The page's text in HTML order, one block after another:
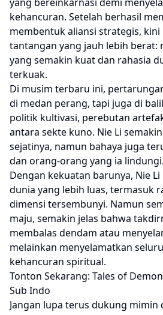
kehancuran. Setelah berhasil
membentuk aliansi strategis, kini
tantangan yang jauh lebih berat:
yang semakin kuat dan rahasia
terkuak.
Di musim terbaru ini,
di medan perang, tapi juga di
politik kultivasi, perebutan
antara sekte kuno. Nie Li
sejatinya, namun bahaya juga
dan orang-orang yang ia lindungi.
Dengan kekuatan barunya, Nie
dunia yang lebih luas, termasuk
dimensi tersembunyi. Namun
maju, semakin jelas bahwa
membalas dendam atau
melainkan menyelamatkan
kehancuran spiritual.
Tonton Sekarang: Tales of
Sub Indo
Jangan lupa terus dukung mimin